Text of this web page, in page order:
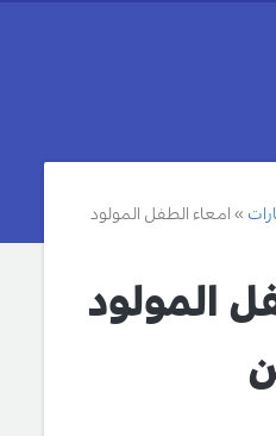
امعاء الطفل المولود
المولود